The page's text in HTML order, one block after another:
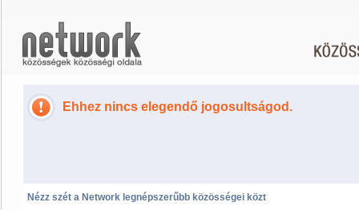
Ehhez nincs elegendő jogosultságod.
Nézz szét a Network legnépszerűbb közösségei közt